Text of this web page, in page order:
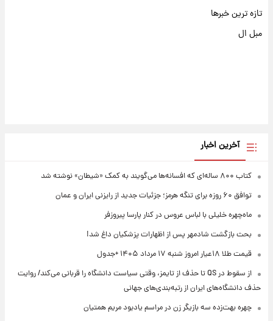
تازه ترین خبرها
مبل ال
آخرین اخبار
کتاب ۸۰۰ ساله‌ای که افسانه‌ها می‌گویند به کمک «شیطان» نوشته شد
توافق ۶۰ روزه برای تنگه هرمز؛ جزئیات جدید از رایزنی ایران و عمان
ماه‌چهره خلیلی با لباس عروس در کنار پارسا پیروزفر
بحث بازگشت شادمهر پس از اظهارات پزشکیان داغ شد!
قیمت طلا ۱۸عیار امروز شنبه ۱۷ مرداد ۱۴۰۵ +جدول
از سقوط در QS تا حذف از تایمز، وقتی سیاست دانشگاه را قربانی می‌کند/ روایت
حذف دانشگاه‌های ایران از رتبه‌بندی‌های جهانی
چهره بهت‌زده سه بازیگر زن در مراسم یادبود مریم همتیان